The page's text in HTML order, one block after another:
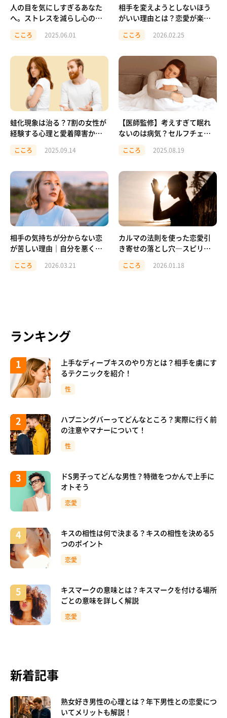
人の目を気にしすぎるあなた
へ。ストレスを減らし心の自
こころ 2025.06.01
相手を変えようとしないほう
がいい理由とは？恋愛が楽に
こころ 2026.02.25
蛙化現象は治る？7割の女性が
経験する心理と愛着障害から
こころ 2025.09.14
【医師監修】考えすぎて眠れ
ないのは病気？セルフチェッ
こころ 2025.08.19
相手の気持ちが分からない恋
が苦しい理由｜自分を悪く思
こころ 2026.03.21
カルマの法則を使った恋愛引
き寄せの落とし穴―スピリチ
な関係を築くために
こころ 2026.01.18
ランキング
上手なディープキスのやり方とは？相手を虜にす
るテクニックを紹介！
性
ハプニングバーってどんなところ？実際に行く前
の注意やマナーについて！
性
ドS男子ってどんな男性？特徴をつかんで上手に
オトそう
恋愛
キスの相性は何で決まる？キスの相性を決める5
つのポイント
恋愛
キスマークの意味とは？キスマークを付ける場所
ごとの意味を詳しく解説
恋愛
新着記事
熟女好き男性の心理とは？年下男性との恋愛につ
いてメリットも解説！